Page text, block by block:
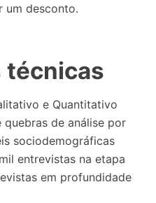
um desconto.
técnicas
e Quantitativo
de análise por
sociodemográficas
entrevistas na etapa
em profundidade